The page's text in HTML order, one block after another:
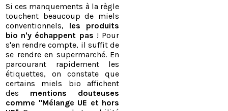
Si ces manquements à la règle
touchent beaucoup de miels
conventionnels,
les produits
bio n'y échappent pas ! Pour
s'en rendre compte, il suffit de
se rendre en supermarché. En
parcourant rapidement les
étiquettes, on constate que
certains miels bio affichent
des
mentions douteuses
comme "Mélange UE et hors